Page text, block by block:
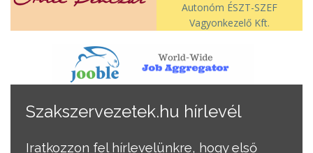
Autonóm ÉSZT-SZEF
Vagyonkezelő Kft.
Szakszervezetek.hu hírlevél
Iratkozzon fel hírlevelünkre, hogy első